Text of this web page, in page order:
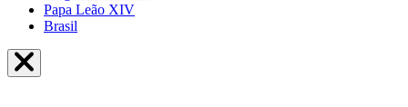
Papa Leão XIV
Brasil